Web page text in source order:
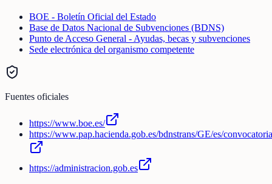
BOE - Boletín Oficial del Estado
Base de Datos Nacional de Subvenciones (BDNS)
Punto de Acceso General - Ayudas, becas y subvenciones
Sede electrónica del organismo competente
Fuentes oficiales
https://www.boe.es/
https://www.pap.hacienda.gob.es/bdnstrans/GE/es/
https://administracion.gob.es